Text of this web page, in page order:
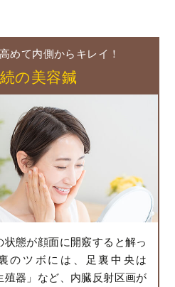
めて内側からキレイ！
の美容鍼
態が顔面に開竅すると解っ
のツボには、足裏中央は
殖器」など、内臓反射区画が